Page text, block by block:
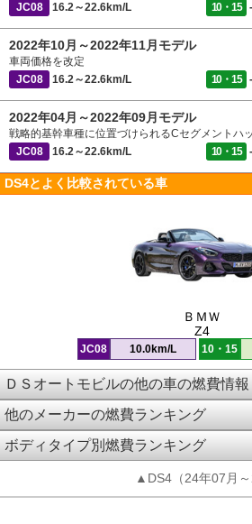
JC08
16.2～22.6km/L 10・15
2022年10月～2022年11月モデル
車両価格を改定
JC08
16.2～22.6km/L 10・15
2022年04月～2022年09月モデル
戦略的基幹車種に位置づけられるCセグメントハ
JC08
16.2～22.6km/L 10・15
DS4とよく比較されている車
ＢＭＷ
Z4
JC08 10.0km/L 10・15
ＤＳオートモビルの他の車の燃費情報
他のメーカーの燃費ランキング
ボディタイプ別燃費ランキング
▲DS4（24年07月